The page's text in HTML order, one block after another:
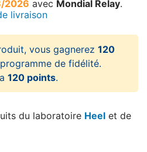
2026 avec Mondial Relay.
livraison
vous gagnerez 120
de fidélité.
120 points.
du laboratoire Heel et de